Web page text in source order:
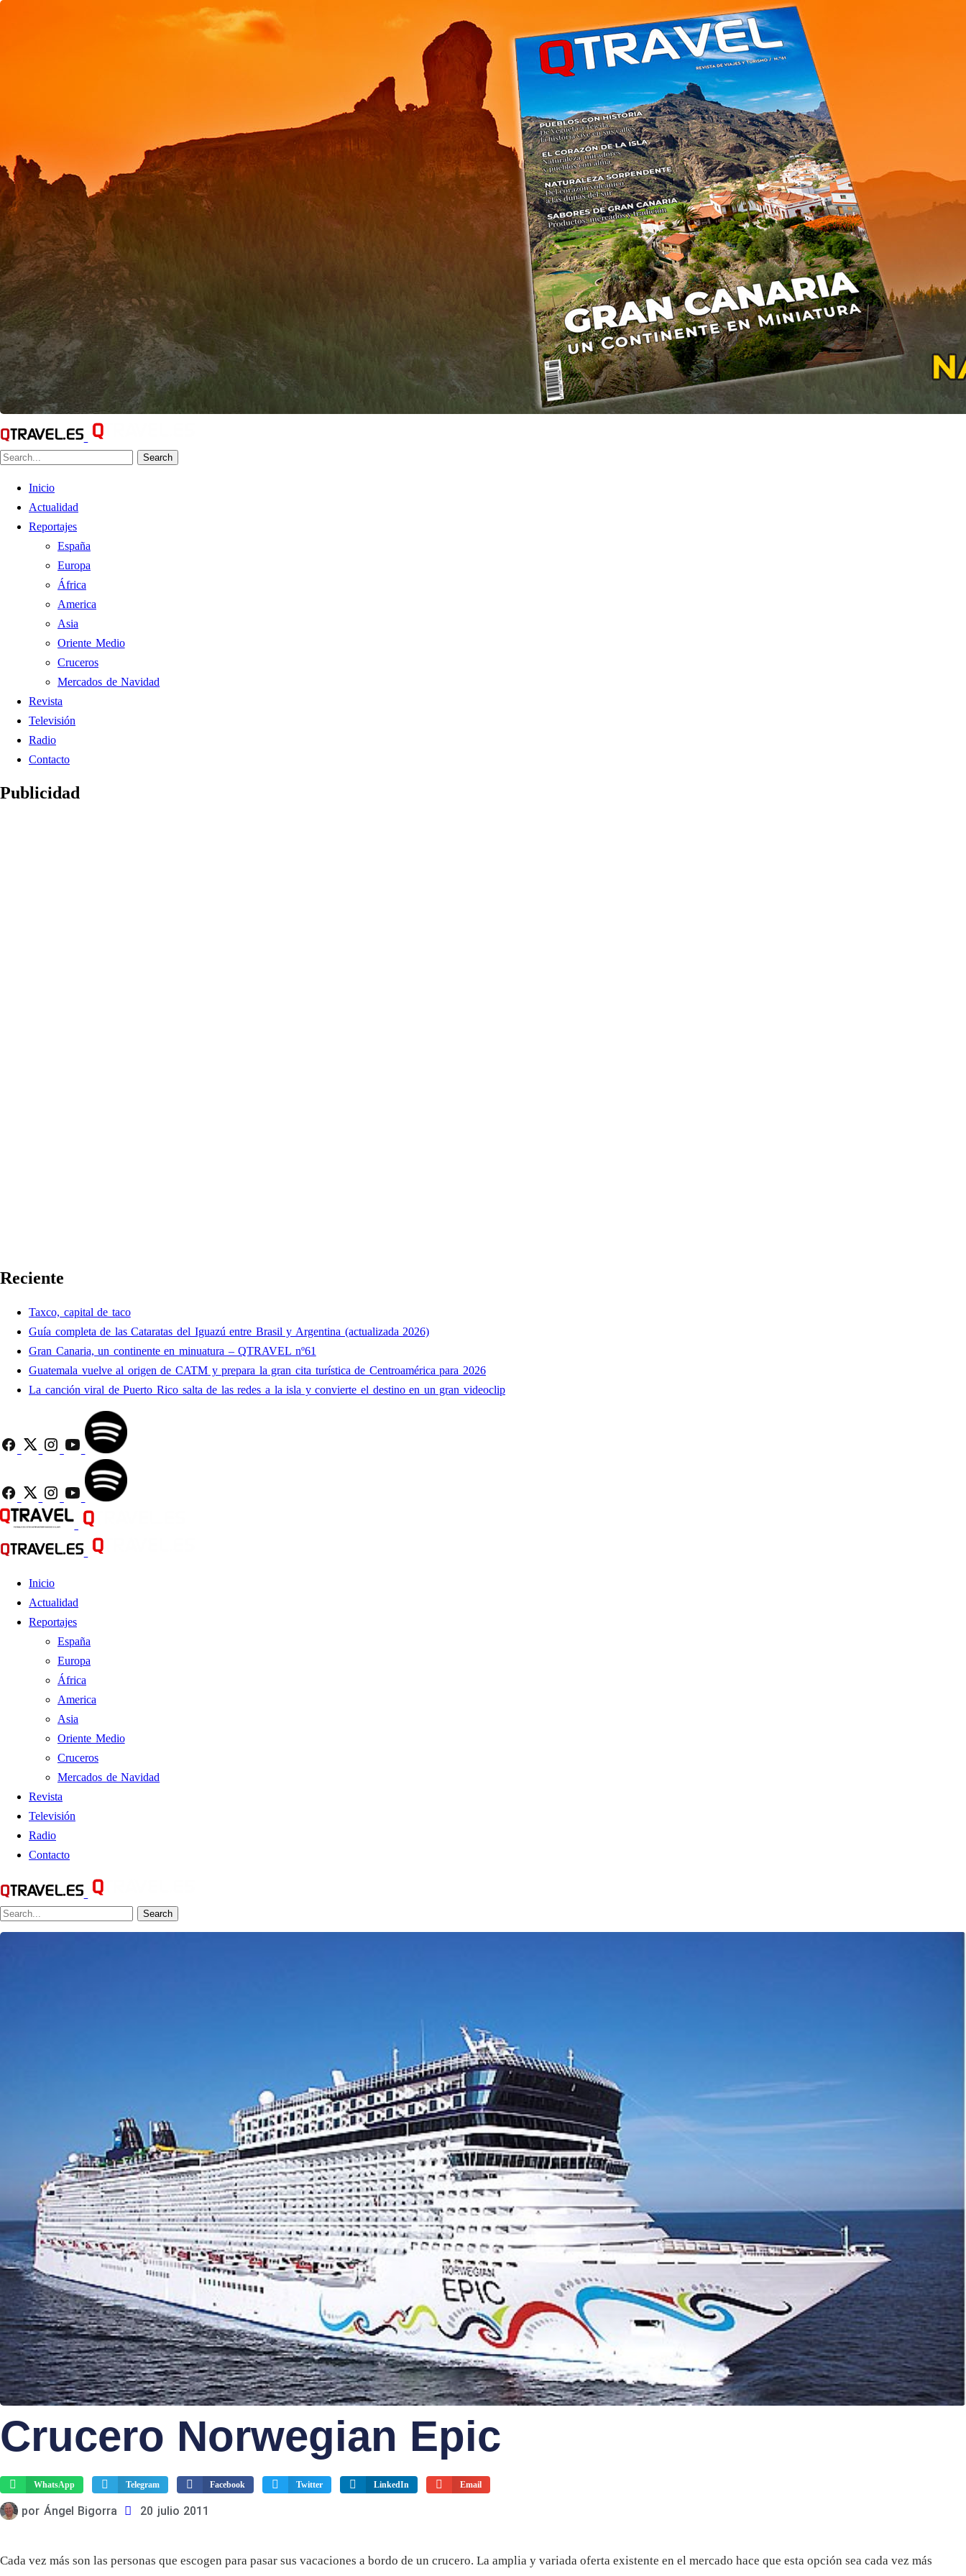
Search
Inicio
Actualidad
Reportajes
España
Europa
África
America
Asia
Oriente Medio
Cruceros
Mercados de Navidad
Revista
Televisión
Radio
Contacto
Publicidad
Reciente
Taxco, capital de taco
Guía completa de las Cataratas del Iguazú entre Brasil y Argentina (actualizada 2026)
Gran Canaria, un continente en minuatura – QTRAVEL nº61
Guatemala vuelve al origen de CATM y prepara la gran cita turística de Centroamérica para 2026
La canción viral de Puerto Rico salta de las redes a la isla y convierte el destino en un gran videoclip
Inicio
Actualidad
Reportajes
España
Europa
África
America
Asia
Oriente Medio
Cruceros
Mercados de Navidad
Revista
Televisión
Radio
Contacto
Search
Crucero Norwegian Epic
WhatsApp Telegram Facebook Twitter LinkedIn Email
por Ángel Bigorra 20 julio 2011
Cada vez más son las personas que escogen para pasar sus vacaciones a bordo de un crucero. La amplia y variada oferta existente en el mercado hace que esta opción sea cada vez más